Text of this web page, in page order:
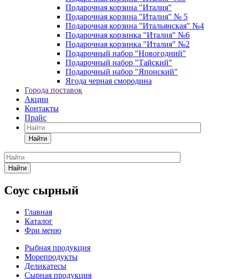
Подарочная корзина "Италия"
Подарочная корзина "Италия" № 5
Подарочная корзина "Итальянская" №4
Подарочная корзинка "Италия" №6
Подарочная корзинка "Италия" №2
Подарочный набор "Новогодний"
Подарочный набор "Тайский"
Подарочный набор "Японский"
Ягода черная смородина
Города поставок
Акции
Контакты
Прайс
Найти
Найти
Соус сырный
Главная
Каталог
Фри меню
Рыбная продукция
Морепродукты
Деликатесы
Сырная продукция